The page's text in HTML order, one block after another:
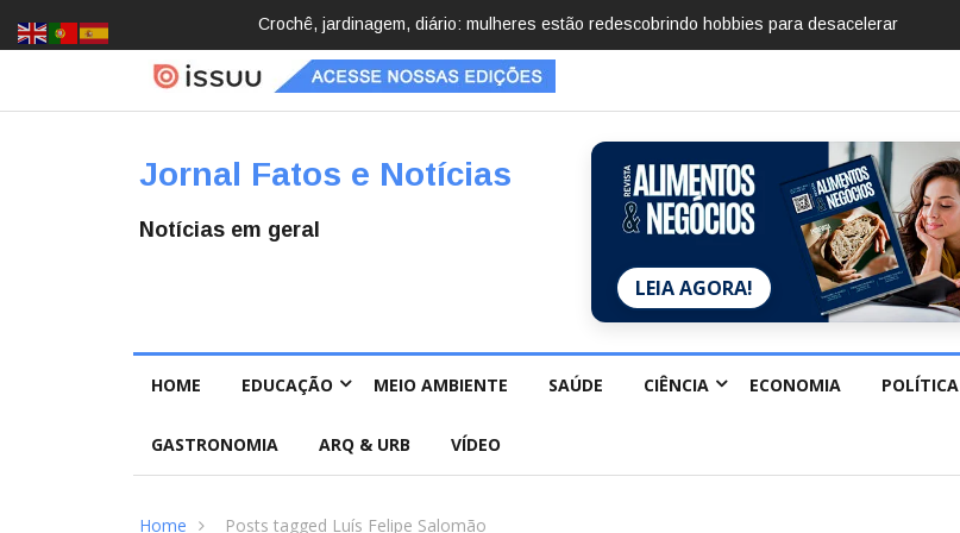
redescobrindo hobbies para desacelerarBrasil registra 84,2 mil desaparecimentos em 2025, diz Anuário de Segurança
Pública
Jornal Fatos e Notícias
Notícias em geral
LEIA AGORA!
HOME EDUCAÇÃO MEIO AMBIENTE SAÚDE CIÊNCIA ECONOMIA POLÍTICA
GASTRONOMIA ARQ & URB VÍDEO
Home Posts tagged Luís Felipe Salomão